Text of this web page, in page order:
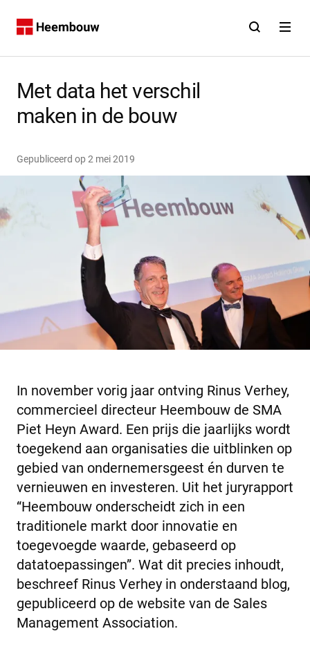
Home Open Open
Contact
Met data het verschil
maken in de bouw
Gepubliceerd op 2 mei 2019
In november vorig jaar ontving Rinus Verhey,
commercieel directeur Heembouw de SMA
Piet Heyn Award. Een prijs die jaarlijks wordt
toegekend aan organisaties die uitblinken op
gebied van ondernemersgeest én durven te
vernieuwen en investeren. Uit het juryrapport
“Heembouw onderscheidt zich in een
traditionele markt door innovatie en
toegevoegde waarde, gebaseerd op
datatoepassingen”. Wat dit precies inhoudt,
beschreef Rinus Verhey in onderstaand blog,
gepubliceerd op de website van de Sales
Management Association.